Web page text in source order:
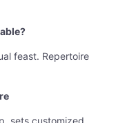
feast. Repertoire